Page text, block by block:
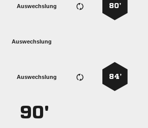
80’
Auswechslung
Auswechslung
84’
Auswechslung
90'